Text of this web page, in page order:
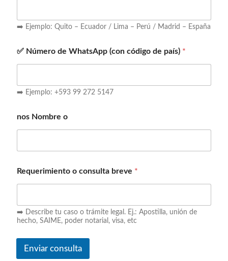
➡️ Ejemplo: Quito – Ecuador / Lima – Perú / Madrid – España
✅ Número de WhatsApp (con código de país) *
➡️ Ejemplo: +593 99 272 5147
nos Nombre o
Requerimiento o consulta breve *
➡️ Describe tu caso o trámite legal. Ej.: Apostilla, unión de
hecho, SAIME, poder notarial, visa, etc
Enviar consulta